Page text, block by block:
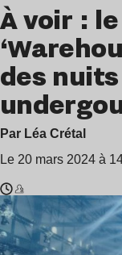
À voir :
des nuits
Par Léa Crétal
Le 20 mars 2024 à
Temps
de
lecture
Anetha
,
Amelie